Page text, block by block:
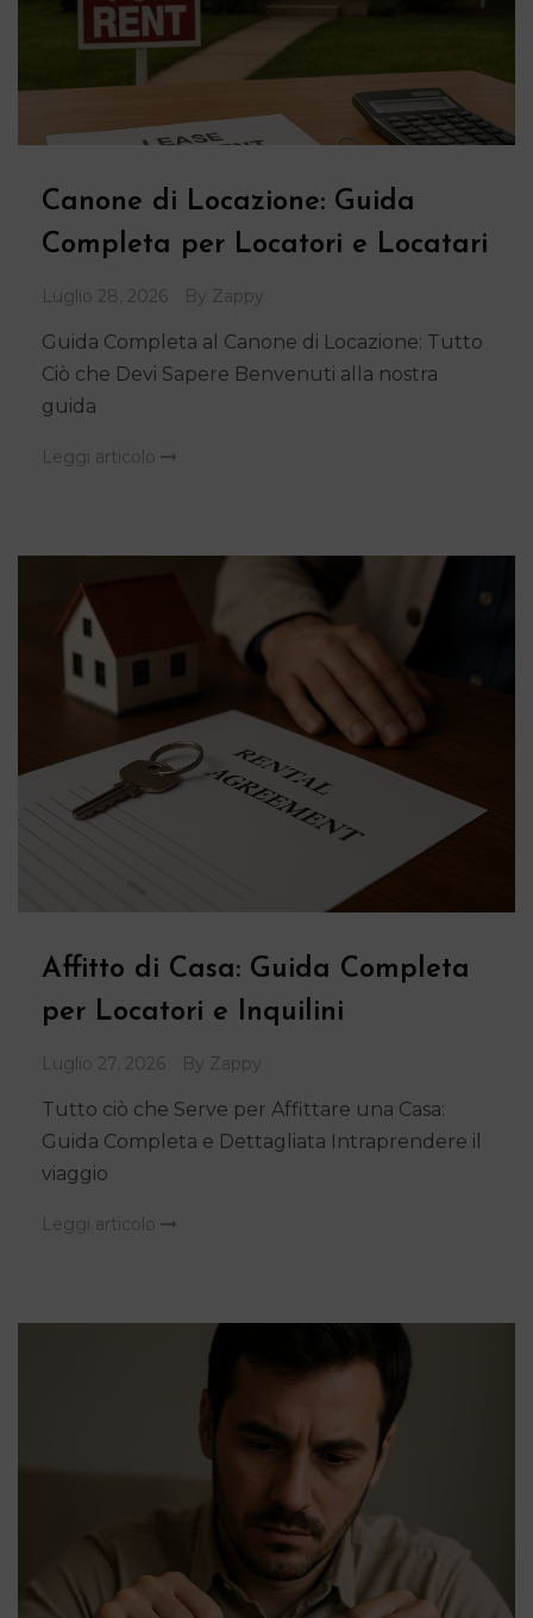
Canone di Locazione: Guida
Completa per Locatori e Locatari
Luglio 28, 2026 By Zappy
Guida Completa al Canone di Locazione: Tutto
Ciò che Devi Sapere Benvenuti alla nostra
guida
Leggi articolo
Affitto di Casa: Guida Completa
per Locatori e Inquilini
Luglio 27, 2026 By Zappy
Tutto ciò che Serve per Affittare una Casa:
Guida Completa e Dettagliata Intraprendere il
viaggio
Leggi articolo